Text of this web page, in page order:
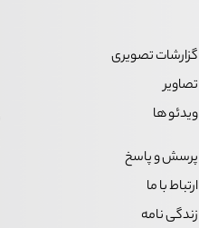
گزارشات تصویری
تصاویر
ویدئو ها
پرسش و پاسخ
ارتباط با ما
زندگی نامه